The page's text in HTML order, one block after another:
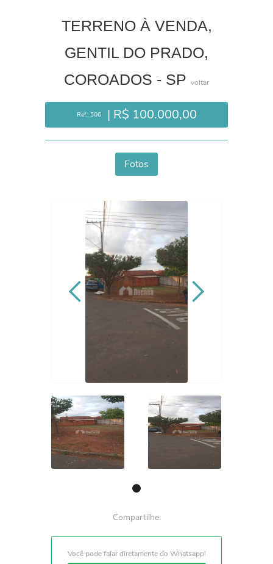
TERRENO À VENDA,
GENTIL DO PRADO,
COROADOS - SP voltar
Ref.: 506 | R$ 100.000,00
Fotos
Compartilhe:
Você pode falar diretamente do Whatsapp!